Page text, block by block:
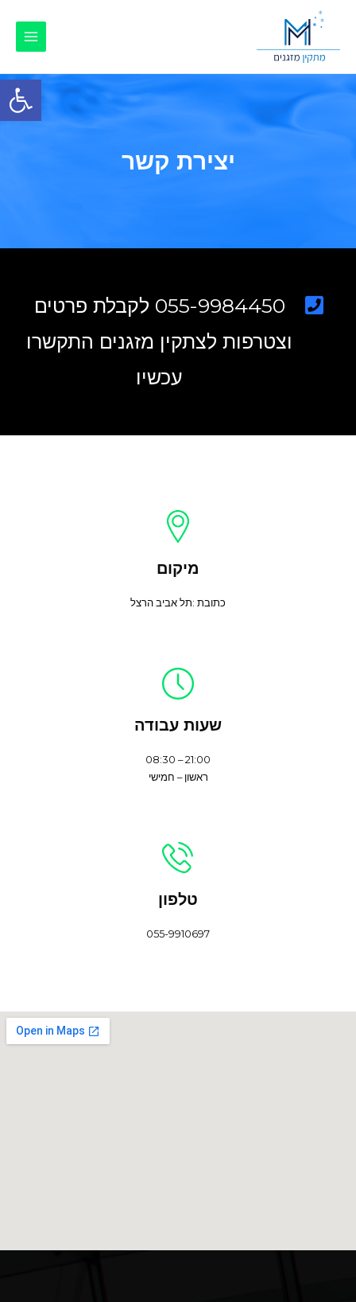
פתח
יצירת קשר
055-9984450 לקבלת פרטים
וצטרפות לצתקין מזגנים התקשרו
עכשיו
מיקום
כתובת :תל אביב הרצל
שעות עבודה
21:00 – 08:30
ראשון – חמישי
טלפון
055-9910697